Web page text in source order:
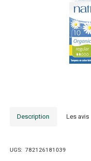
Description Les avis
UGS: 782126181039